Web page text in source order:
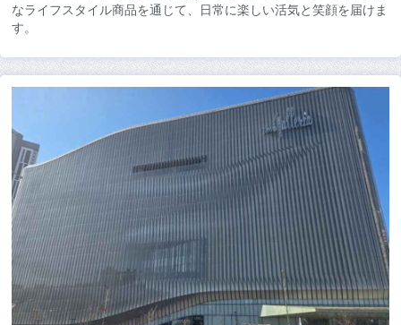
なライフスタイル商品を通じて、日常に楽しい活気と笑顔を届けま
す。